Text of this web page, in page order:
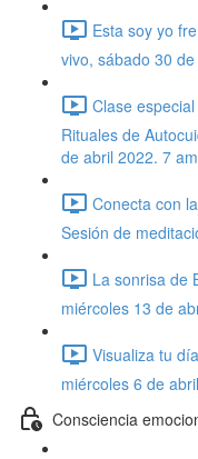
Esta soy yo
vivo, sábado 30
Clase
Rituales de
de abril 2022. 7
Conecta con
Sesión de
La sonrisa de
miércoles 13 de
Visualiza tu
miércoles 6 de
Consciencia